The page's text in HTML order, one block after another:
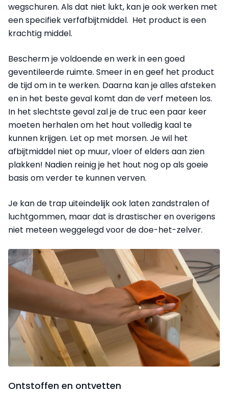
wegschuren. Als dat niet lukt, kan je ook werken met
een specifiek verfafbijtmiddel. Het product is een
krachtig middel.
Bescherm je voldoende en werk in een goed
geventileerde ruimte. Smeer in en geef het product
de tijd om in te werken. Daarna kan je alles afsteken
en in het beste geval komt dan de verf meteen los.
In het slechtste geval zal je de truc een paar keer
moeten herhalen om het hout volledig kaal te
kunnen krijgen. Let op met morsen. Je wil het
afbijtmiddel niet op muur, vloer of elders aan zien
plakken! Nadien reinig je het hout nog op als goeie
basis om verder te kunnen verven.
Je kan de trap uiteindelijk ook laten zandstralen of
luchtgommen, maar dat is drastischer en overigens
niet meteen weggelegd voor de doe-het-zelver.
Ontstoffen en ontvetten